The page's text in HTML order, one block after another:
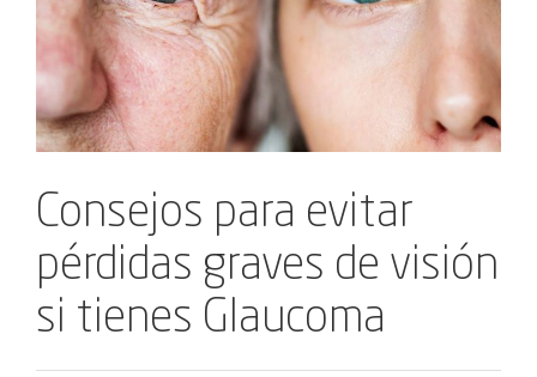
Consejos para evitar
pérdidas graves de visión
si tienes Glaucoma